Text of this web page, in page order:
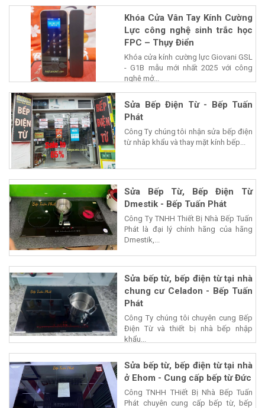
Khóa Cửa Vân Tay Kính Cường
Lực công nghệ sinh trắc học
FPC – Thụy Điển
Khóa cửa kính cường lực Giovani GSL
- G1B mẫu mới nhất 2025 với công
nghệ mở...
Sửa Bếp Điện Từ - Bếp Tuấn
Phát
Công Ty chúng tôi nhận sửa bếp điện
từ nhâp khẩu và thay mặt kính bếp...
Sửa Bếp Từ, Bếp Điện Từ
Dmestik - Bếp Tuấn Phát
Công Ty TNHH Thiết Bị Nhà Bếp Tuấn
Phát là đại lý chính hãng của hãng
Dmestik,...
Sửa bếp từ, bếp điện từ tại nhà
chung cư Celadon - Bếp Tuấn
Phát
Công Ty chúng tôi chuyên cung Bếp
Điện Từ và thiết bị nhà bếp nhập
khẩu...
Sửa bếp từ, bếp điện từ tại nhà
ở Ehom - Cung cấp bếp từ Đức
Công TNHH THiết Bị Nhà Bếp Tuấn
Phát chuyên cung cấp bếp từ, bếp